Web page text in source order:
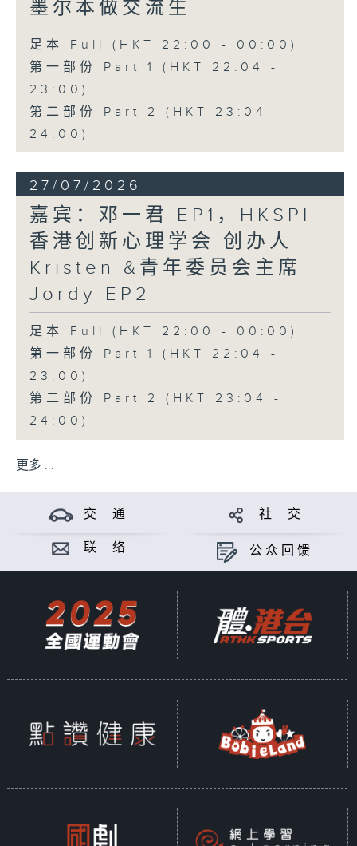
墨尔本做交流生
足本 Full (HKT 22:00 - 00:00)
第一部份 Part 1 (HKT 22:04 -
23:00)
第二部份 Part 2 (HKT 23:04 -
24:00)
27/07/2026
嘉宾：邓一君 EP1，HKSPI
香港创新心理学会 创办人
Kristen &青年委员会主席
Jordy EP2
足本 Full (HKT 22:00 - 00:00)
第一部份 Part 1 (HKT 22:04 -
23:00)
第二部份 Part 2 (HKT 23:04 -
24:00)
更多 ...
交 通 社 交
联 络 公众回馈